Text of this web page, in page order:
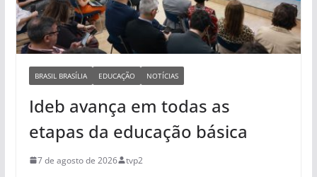
BRASIL BRASÍLIA EDUCAÇÃO NOTÍCIAS
Ideb avança em todas as
etapas da educação básica
7 de agosto de 2026 tvp2